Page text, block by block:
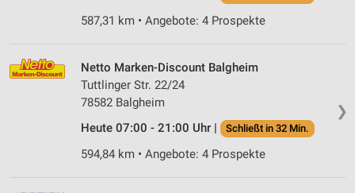
587,31 km • Angebote: 4 Prospekte
❯
Netto Marken-Discount Balgheim
Tuttlinger Str. 22/24
78582 Balgheim
Heute 07:00 - 21:00 Uhr |
Schließt in 32 Min.
594,84 km • Angebote: 4 Prospekte